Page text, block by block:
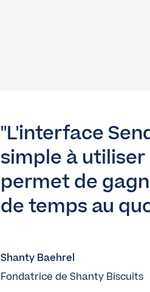
L'interface
simple à utiliser
permet de
de temps au
Shanty Baehrel
Fondatrice de Shanty Biscuits